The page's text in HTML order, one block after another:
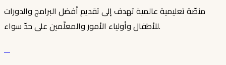
منصّة تعليمية عالمية تهدف إلى تقديم أفضل البرامج والدورات
للأطفال وأولياء الأمور والمعلّمين على حدّ سواء.